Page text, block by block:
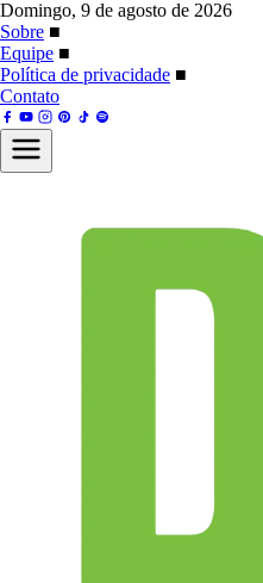
Domingo, 9 de agosto de 2026
Sobre ■
Equipe ■
Política de privacidade ■
Contato